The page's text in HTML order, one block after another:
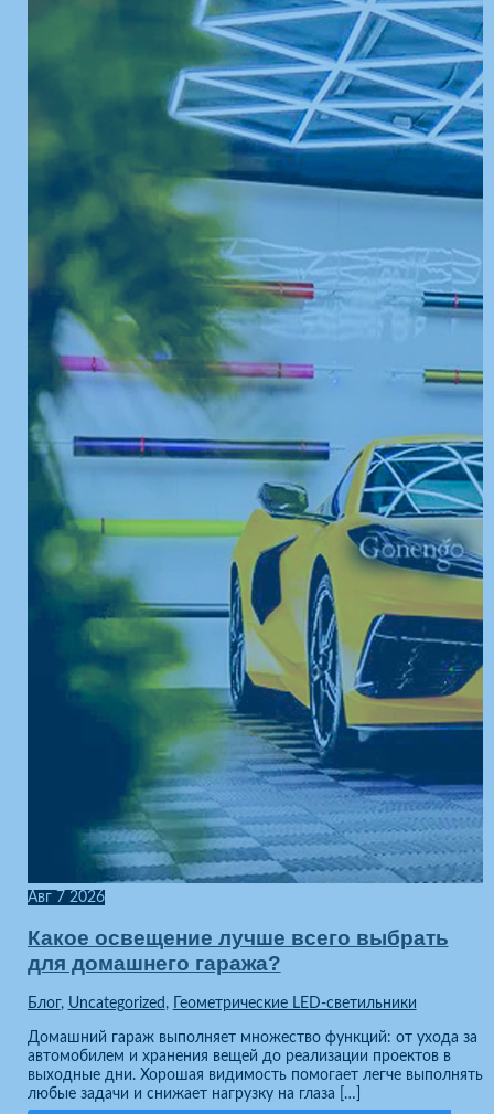
Авг 7 2026
Какое освещение лучше всего выбрать
для домашнего гаража?
Блог, Uncategorized , Геометрические LED-светильники
Домашний гараж выполняет множество функций: от ухода за
автомобилем и хранения вещей до реализации проектов в
выходные дни. Хорошая видимость помогает легче выполнять
любые задачи и снижает нагрузку на глаза […]